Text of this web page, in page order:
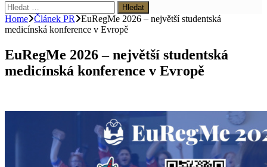
Vyhledávání
Home Článek PR
EuRegMe 2026 – největší studentská
medicínská konference v Evropě
EuRegMe 2026 – největší studentská
medicínská konference v Evropě